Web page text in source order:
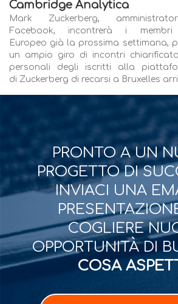
Cambridge Analytica
Mark Zuckerberg,
Facebook, incontrerà i
Europeo già la prossima settimana,
un ampio giro di incontri
personali degli iscritti alla
di Zuckerberg di recarsi a Bruxelles
PRONTO A UN
PROGETTO DI
INVIACI UNA
COGLIERE
OPPORTUNITÀ DI
COSA